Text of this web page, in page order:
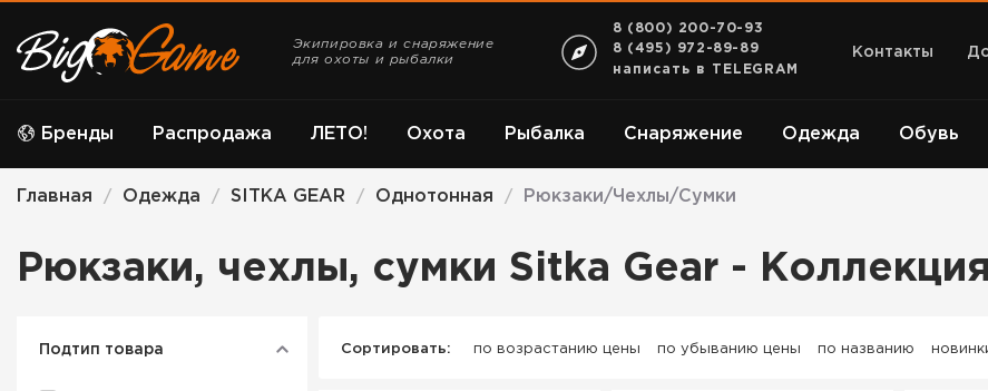
Экипировка и снаряжение
для охоты и рыбалки
8 (800) 200-70-93
8 (495) 972-89-89
написать в TELEGRAM
Контакты
Бренды ЛЕТО! Охота Рыбалка Снаряжение Одежда Обувь
Распродажа
Главная / Одежда / SITKA GEAR / Однотонная / Рюкзаки/Чехлы/Сумки
Рюкзаки, чехлы, сумки Sitka Gear -
Подтип товара Сортировать: по возрастанию цены по убыванию цены по названию